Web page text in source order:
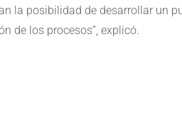
la posibilidad de desarrollar un
de los procesos”, explicó.